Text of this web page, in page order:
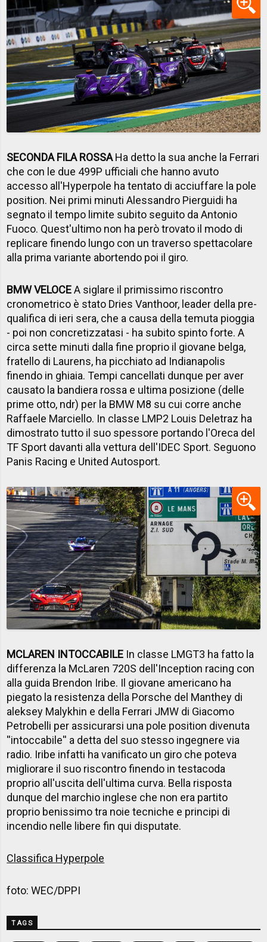
SECONDA FILA ROSSAHa detto la sua anche la Ferrari
che con le due 499P ufficiali che hanno avuto
accesso all'Hyperpole ha tentato di acciuffare la pole
position. Nei primi minuti Alessandro Pierguidi ha
segnato il tempo limite subito seguito da Antonio
Fuoco. Quest'ultimo non ha però trovato il modo di
replicare finendo lungo con un traverso spettacolare
alla prima variante abortendo poi il giro.
BMW VELOCEA siglare il primissimo riscontro
cronometrico è stato Dries Vanthoor, leader della pre-
qualifica di ieri sera, che a causa della temuta pioggia
- poi non concretizzatasi - ha subito spinto forte. A
circa sette minuti dalla fine proprio il giovane belga,
fratello di Laurens, ha picchiato ad Indianapolis
finendo in ghiaia. Tempi cancellati dunque per aver
causato la bandiera rossa e ultima posizione (delle
prime otto, ndr) per la BMW M8 su cui corre anche
Raffaele Marciello. In classe LMP2 Louis Deletraz ha
dimostrato tutto il suo spessore portando l'Oreca del
TF Sport davanti alla vettura dell'IDEC Sport. Seguono
Panis Racing e United Autosport.
MCLAREN INTOCCABILE In classe LMGT3 ha fatto la
differenza la McLaren 720S dell'Inception racing con
alla guida Brendon Iribe. Il giovane americano ha
piegato la resistenza della Porsche del Manthey di
aleksey Malykhin e della Ferrari JMW di Giacomo
Petrobelli per assicurarsi una pole position divenuta
''intoccabile'' a detta del suo stesso ingegnere via
radio. Iribe infatti ha vanificato un giro che poteva
migliorare il suo riscontro finendo in testacoda
proprio all'uscita dell'ultima curva. Bella risposta
dunque del marchio inglese che non era partito
proprio benissimo tra noie tecniche e principi di
incendio nelle libere fin qui disputate.
Classifica Hyperpole
foto: WEC/DPPI
TAGS